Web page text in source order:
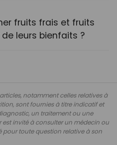
fruits frais et fruits
leurs bienfaits ?
notamment celles relatives à
sont fournies à titre indicatif et
un traitement ou une
invité à consulter un médecin ou
toute question relative à son